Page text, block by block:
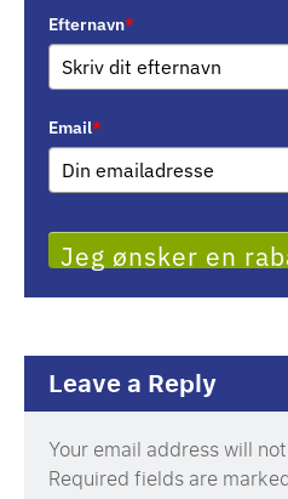
Efternavn*
Email*
Jeg ønsker en
Leave a Reply
Your email address will
Required fields are